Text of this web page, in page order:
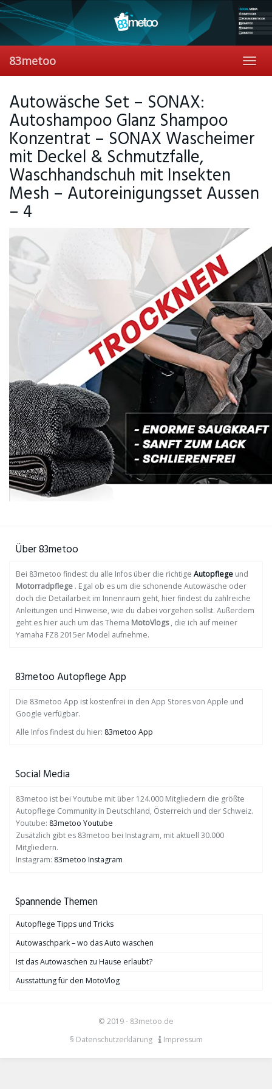
Skip
to
content
83metoo
Autowäsche Set – SONAX:
Autoshampoo Glanz Shampoo
Konzentrat – SONAX Wascheimer
mit Deckel & Schmutzfalle,
Waschhandschuh mit Insekten
Mesh – Autoreinigungsset Aussen
– 4
Über 83metoo
Bei 83metoo findest du alle Infos über die richtige Autopflege und
Motorradpflege . Egal ob es um die schonende Autowäsche oder
doch die Detailarbeit im Innenraum geht, hier findest du zahlreiche
Anleitungen und Hinweise, wie du dabei vorgehen sollst. Außerdem
geht es hier auch um das Thema MotoVlogs, die ich auf meiner
Yamaha FZ8 2015er Model aufnehme.
83metoo Autopflege App
Die 83metoo App ist kostenfrei in den App Stores von Apple und
Google verfügbar.
Alle Infos findest du hier: 83metoo App
Social Media
83metoo ist bei Youtube mit über 124.000 Mitgliedern die größte
Autopflege Community in Deutschland, Österreich und der Schweiz.
Youtube: 83metoo Youtube
Zusätzlich gibt es 83metoo bei Instagram, mit aktuell 30.000
Mitgliedern.
Instagram: 83metoo Instagram
Spannende Themen
Autopflege Tipps und Tricks
Autowaschpark – wo das Auto waschen
Ist das Autowaschen zu Hause erlaubt?
Ausstattung für den MotoVlog
© 2019 - 83metoo.de
§ Datenschutzerklärung
Impressum